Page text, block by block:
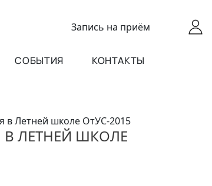
Запись на приём
СОБЫТИЯ КОНТАКТЫ
в Летней школе ОтУС-2015
ЛЕТНЕЙ ШКОЛЕ